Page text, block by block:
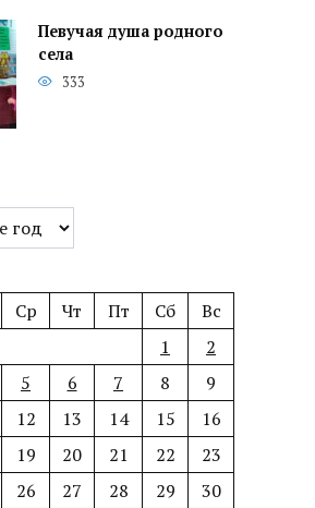
Певучая душа родного
села
333
Ср Чт Пт Сб
Вс
1
2
5 6 7 8
9
12 13 14 15
16
19 20 21 22
23
26 27 28 29
30